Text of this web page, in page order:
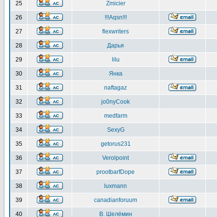
25 Zmicier
26 !!!Aqsn!!!
27 flexwriters
28 Дарья
29 lilu
30 Янка
31 naftagaz
32 jo0nyCook
33 medfarm
34 SexyG
35 getorus231
36 Verolpoint
37 prootbarfDope
38 luxmann
39 canadianforuum
40 В. Шелёмин